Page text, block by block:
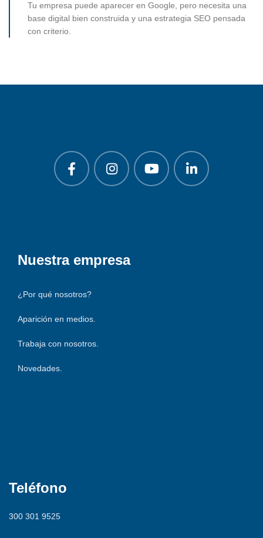
Tu empresa puede aparecer en Google, pero necesita una
base digital bien construida y una estrategia SEO pensada
con criterio.
Nuestra empresa
¿Por qué nosotros?
Aparición en medios.
Trabaja con nosotros.
Novedades.
Teléfono
300 301 9525